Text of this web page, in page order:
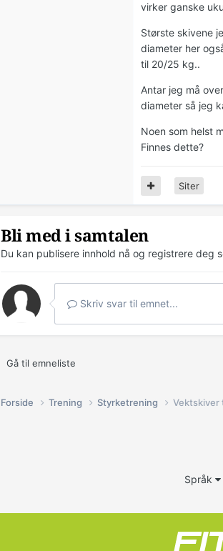
virker ganske
Største skivene
diameter her
til 20/25 kg..
Antar jeg må
diameter så jeg
Noen som helst
Finnes dette?
Siter
Bli med i samtalen
Du kan publisere innhold nå og registrere deg
Skriv svar til emnet...
Gå til emneliste
Forside Trening Styrketrening Vektskiver
Språk